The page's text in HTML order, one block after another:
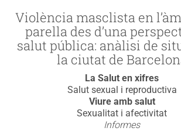
Violència masclista en
parella des d’una
salut pública: anàlisi de
la ciutat de
La Salut en xifres
Salut sexual i reproductiva
Viure amb salut
Sexualitat i afectivitat
Informes